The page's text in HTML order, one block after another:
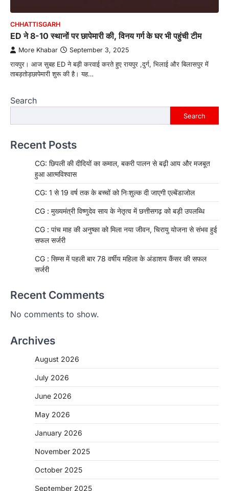
CHHATTISGARH
ED ने 8-10 स्थानों पर छापेमारी की, विनय गर्ग के घर भी पहुंची टीम
More Khabar September 3, 2025
रायपुर। आज सुबह ED ने बड़ी करवाई करते हुए रायपुर ,दुर्ग, भिलाई और बिलासपुर में
ताबड़तोड़छापेमारी शुरू की है। यह…
Search
Search
Recent Posts
CG: छिपली की दीदियों का कमाल, बकरी पालन से बढ़ी आय और मजबूत
हुआ आत्मविश्वास
CG: 1 से 19 वर्ष तक के बच्चों को निःशुल्क दी जाएगी एल्बेंडाजोल
CG : मुख्यमंत्री विष्णुदेव साय के नेतृत्व में छत्तीसगढ़ को बड़ी उपलब्धि
CG : पांच माह की अनुष्का को मिला नया जीवन, चिरायु योजना से संभव हुई
सफल सर्जरी
CG : सिम्स में पहली बार 78 वर्षीय महिला के अंडाशय कैंसर की सफल
सर्जरी
Recent Comments
No comments to show.
Archives
August 2026
July 2026
June 2026
May 2026
January 2026
November 2025
October 2025
September 2025
CHHATTISGARH
CG: 1 से 19 वर्ष तक के बच्चों को निःशुल्क दी
जाएगी एल्बेंडाजोल
More Khabar August 7, 2026
रायपुर। राष्ट्रीय कृमि मुक्ति दिवस भारत सरकार द्वारा
बच्चों के स्वास्थ्य सुधार के लिए वर्ष…